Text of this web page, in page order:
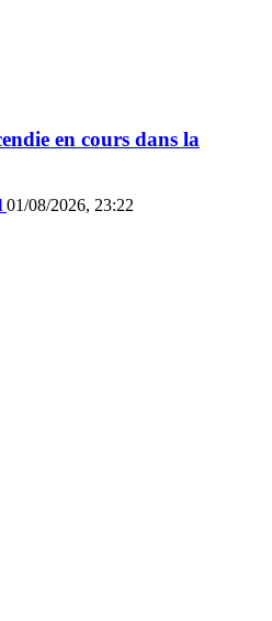
en cours dans la
01/08/2026, 23:22